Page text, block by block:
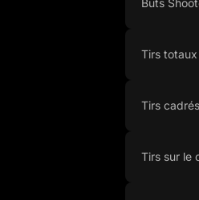
Buts
Tirs totaux
Tirs cadrés
Tirs sur le